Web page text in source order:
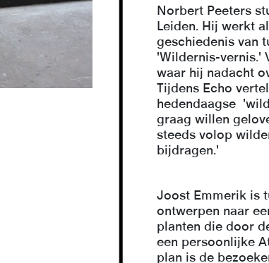
Norbert Peeters
Leiden. Hij werkt
geschiedenis van
'Wildernis-vernis.'
waar hij nadacht
Tijdens Echo
hedendaagse
graag willen
steeds volop
bijdragen.'
Joost Emmerik is
ontwerpen naar
planten die door
een persoonlijke
plan is de